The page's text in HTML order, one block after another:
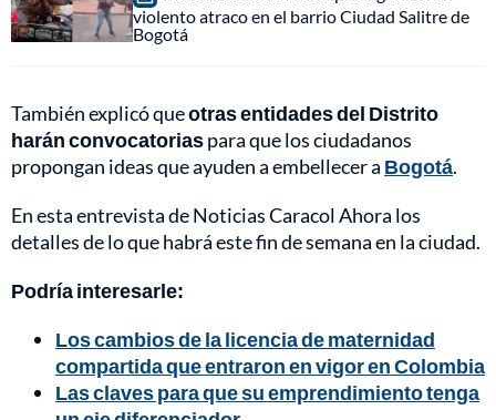
violento atraco en el barrio Ciudad Salitre de
Bogotá
También explicó queotras entidades del Distrito
harán convocatoriaspara que los ciudadanos
propongan ideas que ayuden a embellecer a Bogotá.
En esta entrevista de Noticias Caracol Ahora los
detalles de lo que habrá este fin de semana en la ciudad.
Podría interesarle:
Los cambios de la licencia de maternidad
compartida que entraron en vigor en Colombia
Las claves para que su emprendimiento tenga